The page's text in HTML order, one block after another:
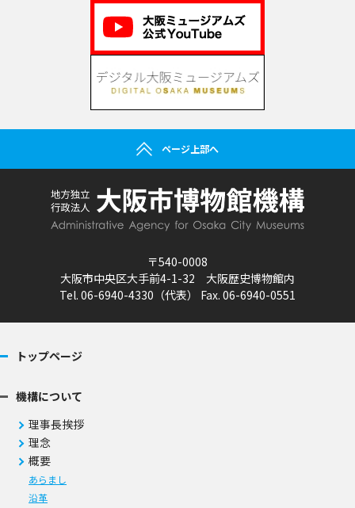
〒540-0008
大阪市中央区大手前4-1-32 大阪歴史博物館内
Tel. 06-6940-4330（代表） Fax. 06-6940-0551
ページ上部へ
トップページ
機構について
理事長挨拶
理念
概要
あらまし
沿革